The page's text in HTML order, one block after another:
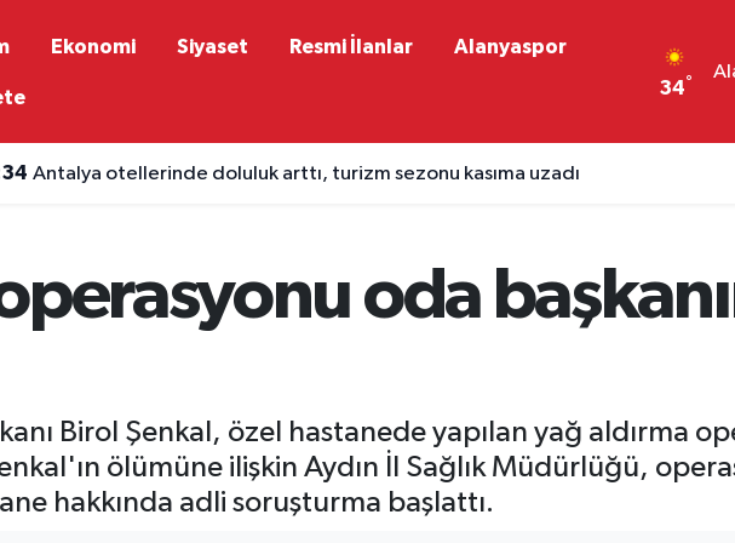
Ekonomi Siyaset Resmi İlanlar Alanyaspor
34°
Antalya otellerinde doluluk arttı, turizm sezonu kasıma uzadı
oda
Birol Şenkal, özel hastanede yapılan yağ aldırma
ölümüne ilişkin Aydın İl Sağlık Müdürlüğü,
hakkında adli soruşturma başlattı.